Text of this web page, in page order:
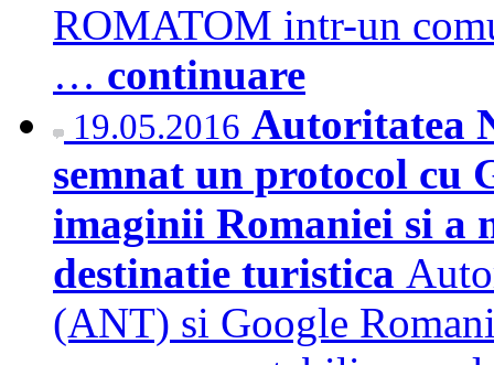
ROMATOM intr-un
… continuare
19.05.2016 Autoritatea
semnat un protocol cu
imaginii Romaniei si a
destinatie turistica
(ANT) si Google